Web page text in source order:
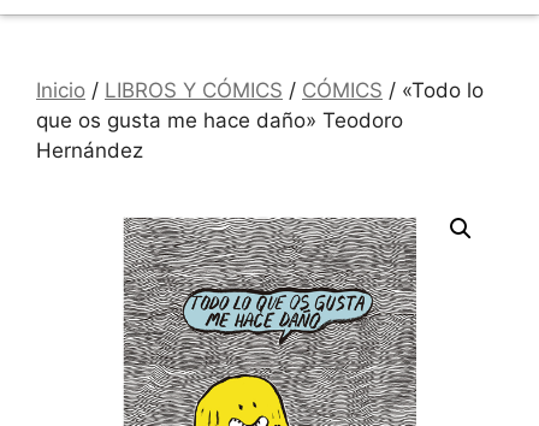
Inicio / LIBROS Y CÓMICS / CÓMICS / «Todo lo
que os gusta me hace daño» Teodoro
Hernández